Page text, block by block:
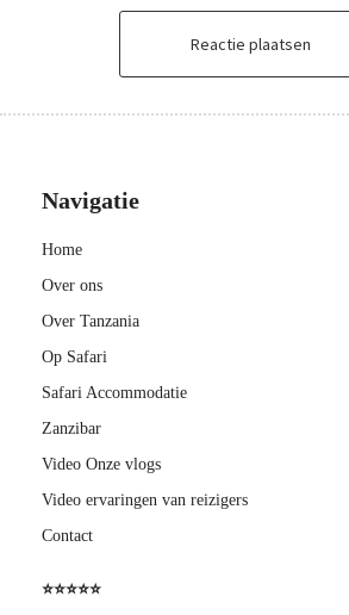
Reactie plaatsen
Navigatie
Home
Over ons
Over Tanzania
Op Safari
Safari Accommodatie
Zanzibar
Video Onze vlogs
Video ervaringen van reizigers
Contact
⭐️⭐️⭐️⭐️⭐️